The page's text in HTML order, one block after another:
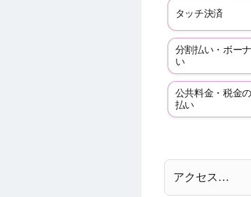
タッチ決済
分割払い・ボー
い
公共料金・税金
払い